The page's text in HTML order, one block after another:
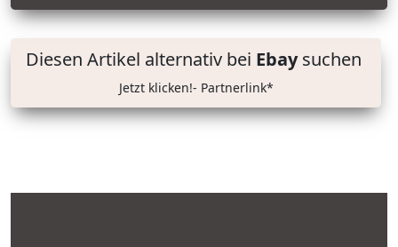
Diesen Artikel alternativ bei Ebaysuchen
Jetzt klicken!- Partnerlink*